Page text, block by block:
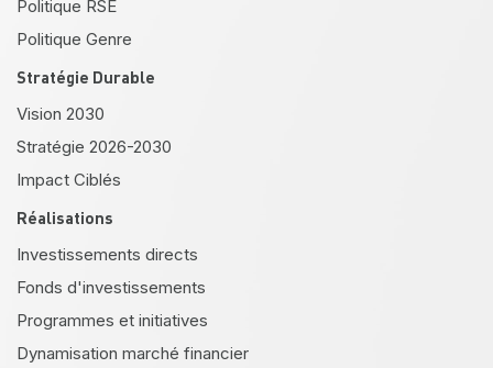
Politique RSE
Politique Genre
Stratégie Durable
Vision 2030
Stratégie 2026-2030
Impact Ciblés
Réalisations
Investissements directs
Fonds d'investissements
Programmes et initiatives
Dynamisation marché financier